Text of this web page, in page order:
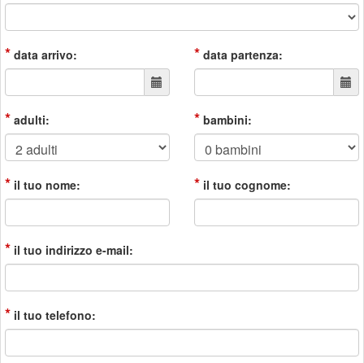
* data arrivo: * data partenza:
* adulti: * bambini:
* il tuo nome: * il tuo cognome:
* il tuo indirizzo e-mail:
* il tuo telefono: